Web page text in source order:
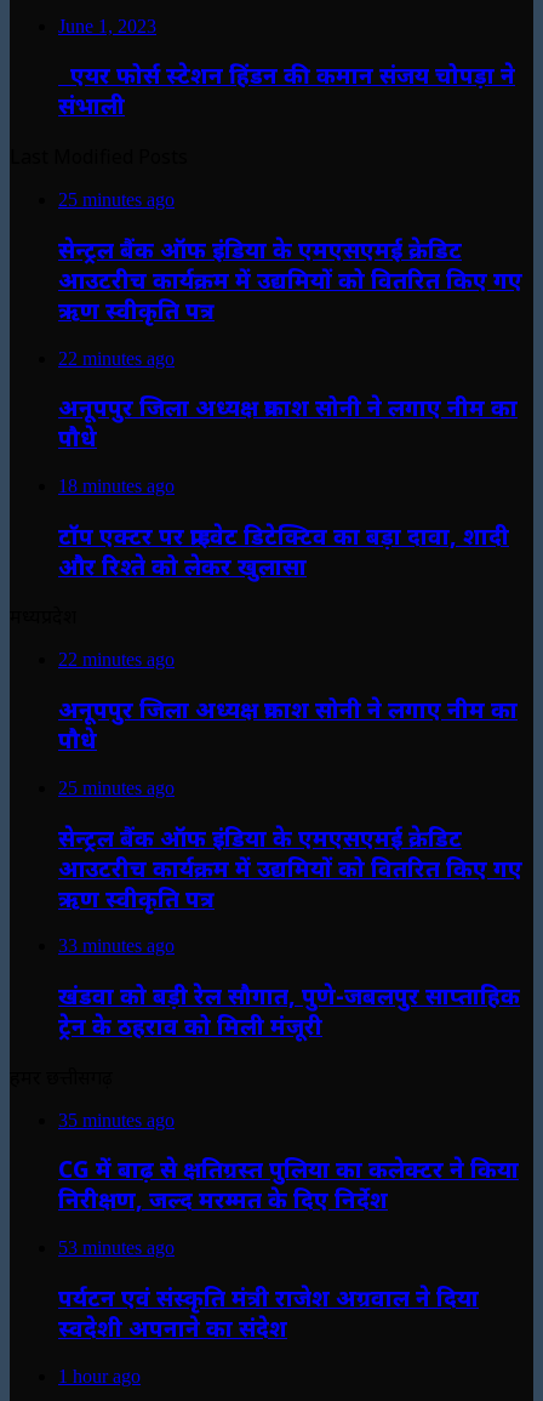
June 1, 2023
एयर फोर्स स्टेशन हिंडन की कमान संजय चोपड़ा ने
संभाली
25 minutes ago
सेन्ट्रल बैंक ऑफ इंडिया के एमएसएमई क्रेडिट
आउटरीच कार्यक्रम में उद्यमियों को वितरित किए गए
ऋण स्वीकृति पत्र
22 minutes ago
अनूपपुर जिला अध्यक्ष प्रकाश सोनी ने लगाए नीम का
पौधे
18 minutes ago
टॉप एक्टर पर प्राइवेट डिटेक्टिव का बड़ा दावा, शादी
और रिश्ते को लेकर खुलासा
22 minutes ago
अनूपपुर जिला अध्यक्ष प्रकाश सोनी ने लगाए नीम का
पौधे
25 minutes ago
सेन्ट्रल बैंक ऑफ इंडिया के एमएसएमई क्रेडिट
आउटरीच कार्यक्रम में उद्यमियों को वितरित किए गए
ऋण स्वीकृति पत्र
33 minutes ago
खंडवा को बड़ी रेल सौगात, पुणे-जबलपुर साप्ताहिक
ट्रेन के ठहराव को मिली मंजूरी
35 minutes ago
CG में बाढ़ से क्षतिग्रस्त पुलिया का कलेक्टर ने किया
निरीक्षण, जल्द मरम्मत के दिए निर्देश
53 minutes ago
पर्यटन एवं संस्कृति मंत्री राजेश अग्रवाल ने दिया
स्वदेशी अपनाने का संदेश
1 hour ago